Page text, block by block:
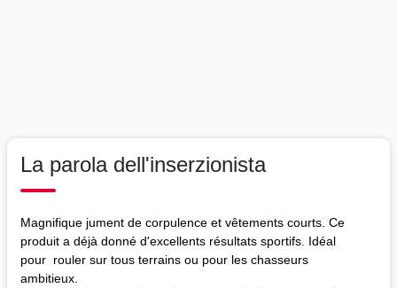
La parola dell'inserzionista
Magnifique jument de corpulence et vêtements courts. Ce
produit a déjà donné d'excellents résultats sportifs. Idéal
pour rouler sur tous terrains ou pour les chasseurs
ambitieux.